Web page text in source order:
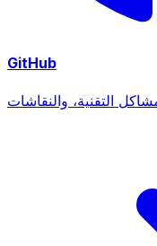
GitHub